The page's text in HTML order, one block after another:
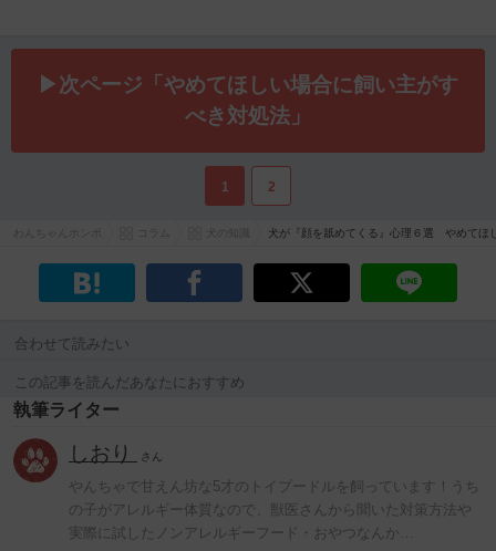
▶次ページ「やめてほしい場合に飼い主がす
べき対処法」
1 2
犬が『顔を舐めてくる』心理６選 やめてほ
合わせて読みたい
この記事を読んだあなたにおすすめ
執筆ライター
しおり さん
やんちゃで甘えん坊な5才のトイプードルを飼っています！うち
の子がアレルギー体質なので、獣医さんから聞いた対策方法や
実際に試したノンアレルギーフード・おやつなんか…